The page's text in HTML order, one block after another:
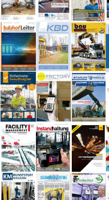
Unterweisung
Wartung
Werkstatt
Zertifizierung